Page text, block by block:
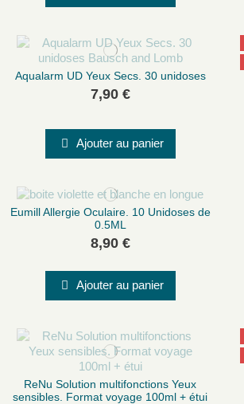
Aqualarm UD Yeux Secs. 30 unidoses
7,90 €
Ajouter au panier
Eumill Allergie Oculaire. 10 Unidoses de
0.5ML
8,90 €
Ajouter au panier
ReNu Solution multifonctions Yeux
sensibles. Format voyage 100ml + étui